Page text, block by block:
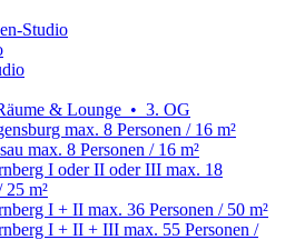
Studio
& Lounge • 3. OG
max. 8 Personen / 16 m²
max. 8 Personen / 16 m²
I oder II oder III max. 18
25 m²
I + II max. 36 Personen / 50 m²
I + II + III max. 55 Personen /